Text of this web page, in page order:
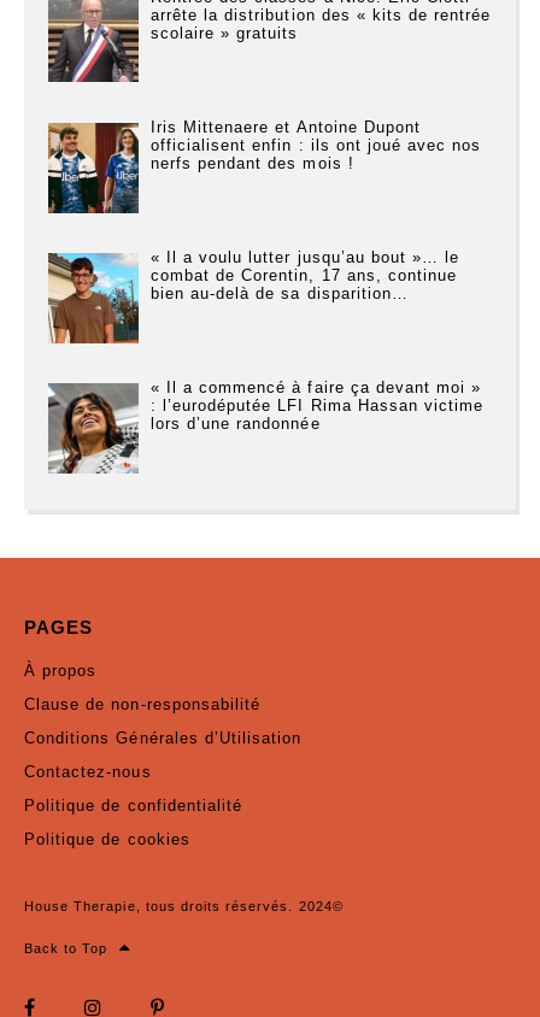
arrête la distribution des « kits de rentrée
scolaire » gratuits
Iris Mittenaere et Antoine Dupont
officialisent enfin : ils ont joué avec nos
nerfs pendant des mois !
« Il a voulu lutter jusqu’au bout »… le
combat de Corentin, 17 ans, continue
bien au-delà de sa disparition…
« Il a commencé à faire ça devant moi »
: l’eurodéputée LFI Rima Hassan victime
lors d’une randonnée
PAGES
À propos
Clause de non-responsabilité
Conditions Générales d’Utilisation
Contactez-nous
Politique de confidentialité
Politique de cookies
House Therapie, tous droits réservés. 2024©
Back to Top